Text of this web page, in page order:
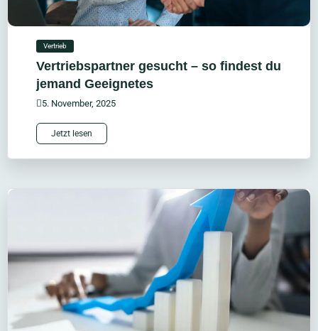
Vertrieb
Vertriebspartner gesucht – so findest du
jemand Geeignetes
5. November, 2025
Jetzt lesen